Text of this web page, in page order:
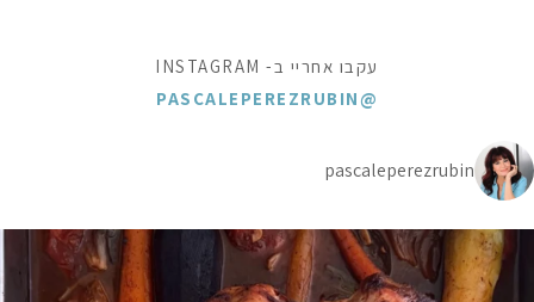
עקבו אחריי ב- INSTAGRAM
@PASCALEPEREZRUBIN
pascaleperezrubin